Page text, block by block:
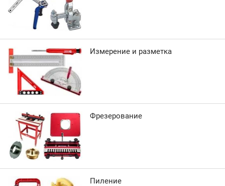
Измерение и разметка
Фрезерование
Пиление